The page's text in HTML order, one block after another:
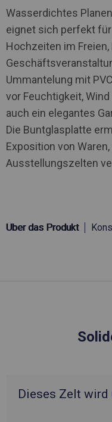
Wasserdichtes
eignet sich perfekt
Hochzeiten im
Ummantelung mit
vor Feuchtigkeit,
auch ein elegantes
Die Buntglasplatte
Exposition von
Ausstellungszelten
Über das Produkt
Dieses Zelt wird